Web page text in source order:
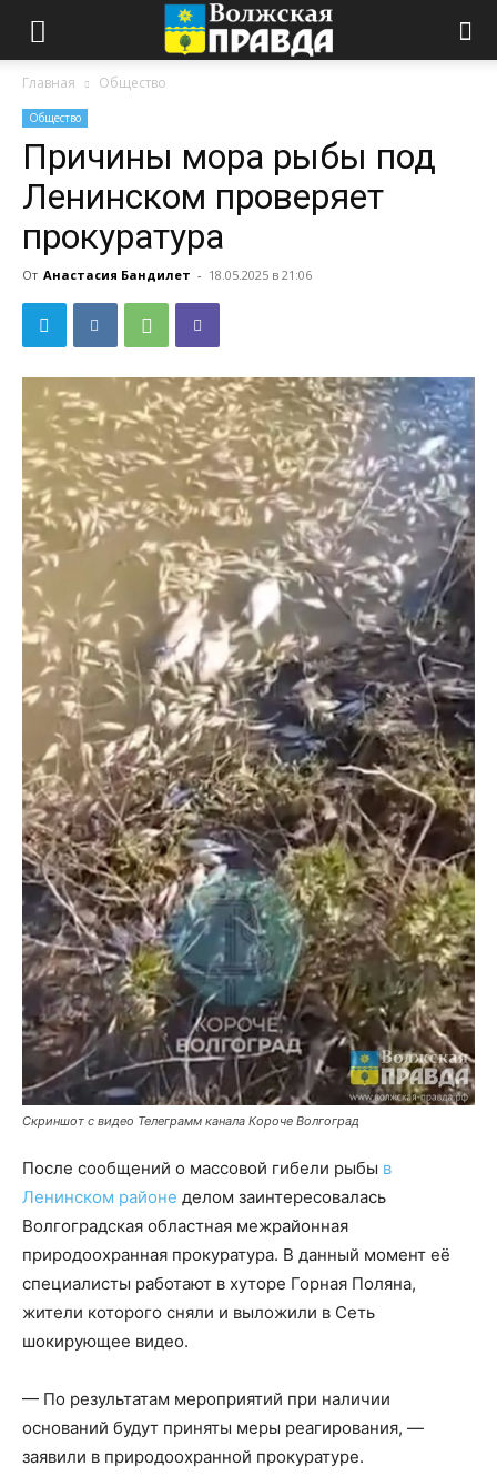
Главная Общество
Общество
Причины мора рыбы под
Ленинском проверяет
прокуратура
От Анастасия Бандилет - 18.05.2025 в 21:06
Скриншот с видео Телеграмм канала Короче Волгоград
После сообщений о массовой гибели рыбы в
Ленинском районе делом заинтересовалась
Волгоградская областная межрайонная
природоохранная прокуратура. В данный момент её
специалисты работают в хуторе Горная Поляна,
жители которого сняли и выложили в Сеть
шокирующее видео.
— По результатам мероприятий при наличии
оснований будут приняты меры реагирования, —
заявили в природоохранной прокуратуре.